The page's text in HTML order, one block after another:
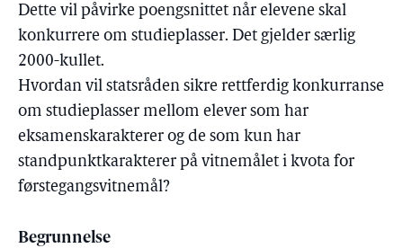
Dette vil påvirke poengsnittet når elevene skal
konkurrere om studieplasser. Det gjelder særlig
2000-kullet.
Hvordan vil statsråden sikre rettferdig konkurranse
om studieplasser mellom elever som har
eksamenskarakterer og de som kun har
standpunktkarakterer på vitnemålet i kvota for
førstegangsvitnemål?
Begrunnelse